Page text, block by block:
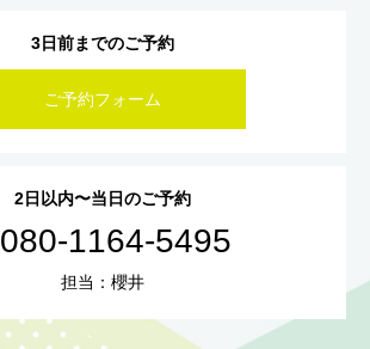
3日前までのご予約
ご予約フォーム
2日以内〜当日のご予約
080-1164-5495
担当：櫻井